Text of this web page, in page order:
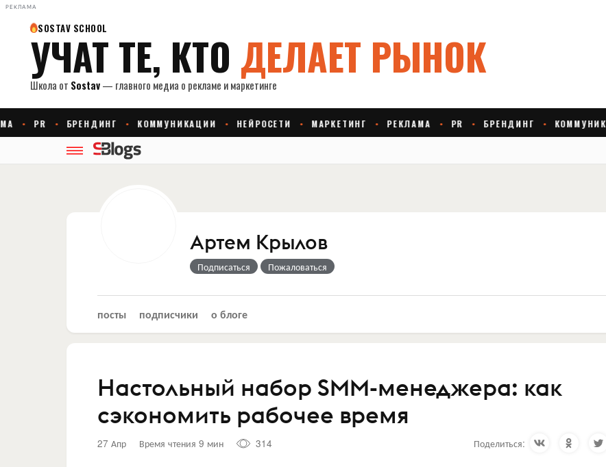
РЕКЛАМА
Артем Крылов
Подписаться Пожаловаться
посты подписчики о блоге
Настольный набор SMM-менеджера: как
сэкономить рабочее время
27 Апр Время чтения 9 мин 314 Поделиться: